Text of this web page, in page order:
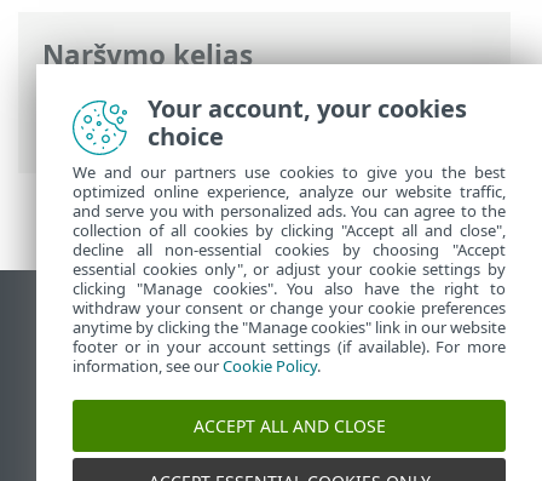
Naršymo kelias
ESET interneto žinynas> ESET HOME>
ESET HOME įvadas
Rodyti darbalaukio tinklavietę
End of Life
ESET žinių bazė
ESET forumas
ESET Status Portal
Palaikymas regione
Your account, your cookies
choice
We and our partners use cookies to give you the best
optimized online experience, analyze our website traffic,
and serve you with personalized ads. You can agree to the
collection of all cookies by clicking "Accept all and close",
decline all non-essential cookies by choosing "Accept
essential cookies only", or adjust your cookie settings by
clicking "Manage cookies". You also have the right to
withdraw your consent or change your cookie preferences
anytime by clicking the "Manage cookies" link in our website
footer or in your account settings (if available). For more
information, see ourCookie Policy.
ACCEPT ALL AND CLOSE